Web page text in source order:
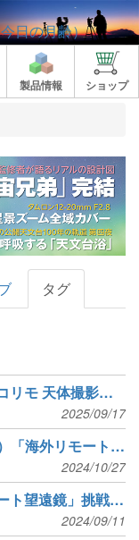
製品情報 ショップ
タグ
自宅から南天を本格撮影「リコリモ 天体撮影サービス」提供開始
2025/09/17
リコー×星ナビ 10月28日（月）「海外リモート望遠鏡」ユーザーミーティング配信
2024/10/27
モニター募集中！「海外リモート望遠鏡」挑戦のチャンス
2024/09/11